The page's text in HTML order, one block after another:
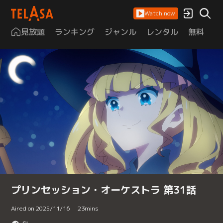
Watch now
見放題 ランキング ジャンル レンタル 無料
プリンセッション・オーケストラ 第31話
Aired on 2025/11/16 23mins